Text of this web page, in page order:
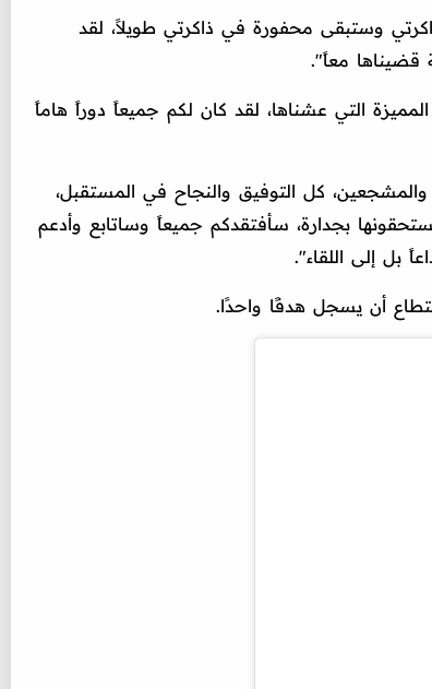
وستبقى محفورة في ذاكرتي طويلاً، لقد
قضيناها معاً".
التي عشناها، لقد كان لكم جميعاً دوراً هاماً
والمشجعين، كل التوفيق والنجاح في المستقبل،
بجدارة، سأفتقدكم جميعاً وساتابع وأدعم
بل إلى اللقاء".